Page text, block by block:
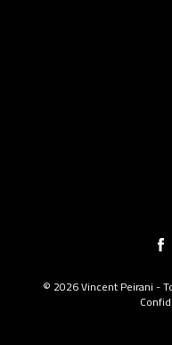
© 2026 Vincent Peirani -